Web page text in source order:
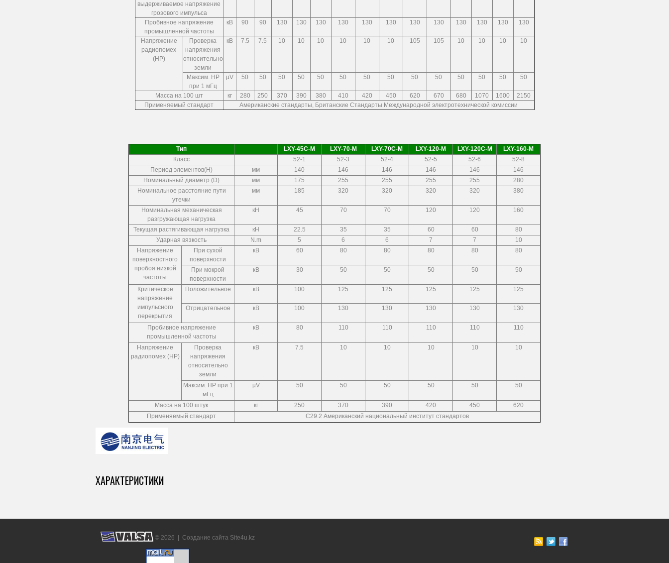
выдерживаемое напряжение
грозового импульса
Пробивное напряжение
промышленной частоты
кВ 90 90 130 130 130 130 130 130 130 130 130 130 130 130
Напряжение
радиопомех
(НР)
Проверка
напряжения
относительно
земли
кВ 7.5 7.5 10 10 10 10 10 10 105 105 10 10 10 10
Максим. НР
при 1 мГц
µV 50 50 50 50 50 50 50 50 50 50 50 50 50 50
Масса на 100 шт кг 280 250 370 390 380 410 420 450 620 670 680 1070 1600
2150
Применяемый стандарт
Американские стандарты, Британские Стандарты Международной электротехнической комиссии
Тип LXY-45C-M LXY-70-M LXY-70C-M LXY-120-M LXY-120C-M LXY-160-M
Класс
52-1 52-3 52-4 52-5 52-6
52-8
Период элементов(Н)
мм 140 146 146 146 146
146
Номинальный диаметр (D)
мм 175 255 255 255 255
280
Номинальное расстояние пути
утечки
мм 185 320 320 320 320 380
Номинальная механическая
разгружающая нагрузка
кН 45 70 70 120 120 160
Текущая растягивающая нагрузка кН 22.5 35 35 60 60
80
Ударная вязкость
N.m 5 6 6 7 7
10
Напряжение
поверхностного
пробоя низкой
частоты
При сухой
поверхности
кВ 60 80 80 80 80 80
При мокрой
поверхности
кВ 30 50 50 50 50 50
Критическое
напряжение
импульсного
перекрытия
Положительное кВ 100 125 125 125 125 125
Отрицательное кВ 100 130 130 130 130 130
Пробивное напряжение
промышленной частоты
кВ 80 110 110 110 110 110
Напряжение
радиопомех (НР)
Проверка
напряжения
относительно
земли
кВ 7.5 10 10 10 10 10
Максим. НР при 1
мГц
µV 50 50 50 50 50 50
Масса на 100 штук кг 250 370 390 420 450
620
Применяемый стандарт
С29.2 Американский национальный институт стандартов
ХАРАКТЕРИСТИКИ
© 2026 | Создание сайтаSite4u.kz